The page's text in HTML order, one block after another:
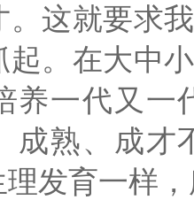
这就要求
。在大中
养一代又一
成熟、成才
发育一样